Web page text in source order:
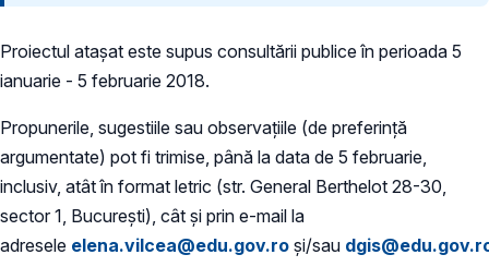
Proiectul atașat este supus consultării publice în perioada 5
ianuarie - 5 februarie 2018.
Propunerile, sugestiile sau observațiile (de preferință
argumentate) pot fi trimise, până la data de 5 februarie,
inclusiv, atât în format letric (str. General Berthelot 28-30,
sector 1, București), cât și prin e-mail la
adresele elena.vilcea@edu.gov.ro și/sau